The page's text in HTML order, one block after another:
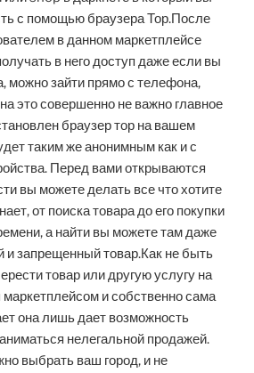
с помощью браузера Тор.После
в данном маркетплейсе
в него доступ даже если вы
можно зайти прямо с телефона,
это совершенно не важно главное
браузер тор на вашем
таким же анонимным как и с
Перед вами открываются
вы можете делать все что хотите
от поиска товара до его покупки
а найти вы можете там даже
запрещенный товар.Как не быть
товар или другую услугу на
маркетплейсом и собственно сама
она лишь дает возможность
нелегальной продажей.
выбрать ваш город, и не